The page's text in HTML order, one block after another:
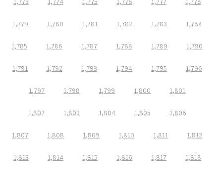
1,779 1,780 1,781 1,782 1,783 1,784
1,785 1,786 1,787 1,788 1,789 1,790
1,791 1,792 1,793 1,794 1,795 1,796
1,797 1,798 1,799 1,800 1,801
1,802 1,803 1,804 1,805 1,806
1,807 1,808 1,809 1,810 1,811 1,812
1,813 1,814 1,815 1,816 1,817 1,818